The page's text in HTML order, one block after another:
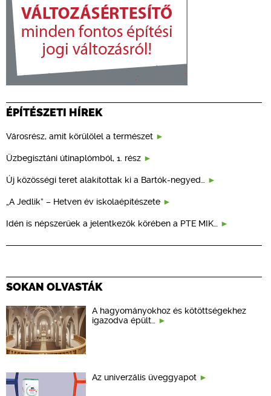
ÉPÍTÉSZETI HÍREK
Városrész, amit körülölel a természet
Üzbegisztáni útinaplómból, 1. rész
Új közösségi teret alakítottak ki a Bartók-negyed…
„A Jedlik” – Hetven év iskolaépítészete
Idén is népszerűek a jelentkezők körében a PTE MIK…
SOKAN OLVASTÁK
A hagyományokhoz és kötöttségekhez
igazodva épült…
Az univerzális üveggyapot